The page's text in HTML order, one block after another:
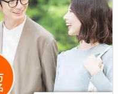
択可能）
のでご確認ください
判断で着用可能）
きを一緒に過ごしませんか？